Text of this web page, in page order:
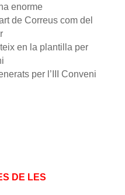
enorme
de Correus com del
en la plantilla per
per l’III Conveni
DE LES